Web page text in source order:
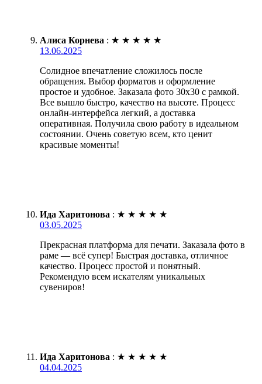
Алиса Корнева : ★ ★ ★ ★ ★
13.06.2025
Солидное впечатление сложилось после
обращения. Выбор форматов и оформление
простое и удобное. Заказала фото 30х30 с рамкой.
Все вышло быстро, качество на высоте. Процесс
онлайн-интерфейса легкий, а доставка
оперативная. Получила свою работу в идеальном
состоянии. Очень советую всем, кто ценит
красивые моменты!
Ида Харитонова : ★ ★ ★ ★ ★
03.05.2025
Прекрасная платформа для печати. Заказала фото в
раме — всё супер! Быстрая доставка, отличное
качество. Процесс простой и понятный.
Рекомендую всем искателям уникальных
сувениров!
Ида Харитонова : ★ ★ ★ ★ ★
04.04.2025